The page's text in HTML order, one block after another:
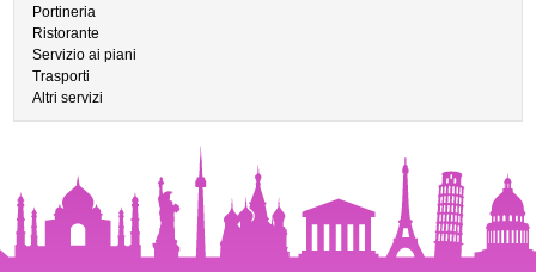
Portineria
Ristorante
Servizio ai piani
Trasporti
Altri servizi